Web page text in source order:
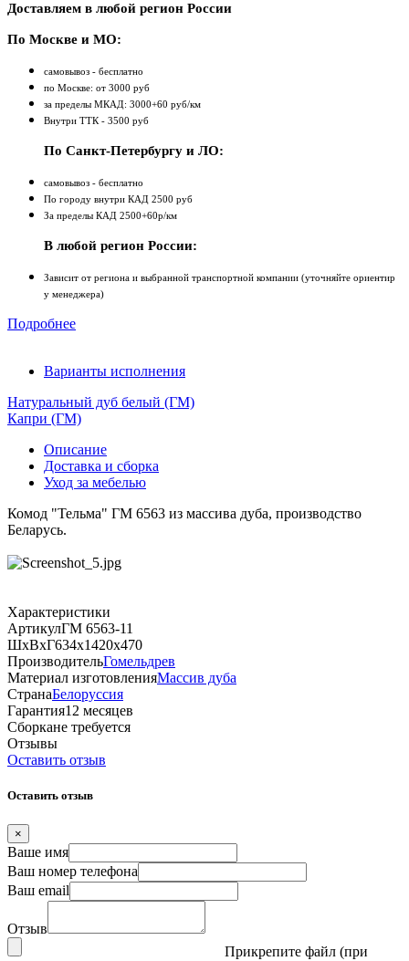
Доставляем в любой регион России
По Москве и МО:
самовывоз - бесплатно
по Москве: от 3000 руб
за пределы МКАД: 3000+60 руб/км
Внутри ТТК - 3500 руб
По Санкт-Петербургу и ЛО:
самовывоз - бесплатно
По городу внутри КАД 2500 руб
За пределы КАД 2500+60р/км
В любой регион России:
Зависит от региона и выбранной транспортной компании (уточняйте ориентир
у менеджера)
Подробнее
Варианты исполнения
Натуральный дуб белый (ГМ)
Капри (ГМ)
Описание
Доставка и сборка
Уход за мебелью
Комод "Тельма" ГМ 6563 из массива дуба, производство
Беларусь.
Характеристики
АртикулГМ 6563-11
ШхВхГ634х1420х470
ПроизводительГомельдрев
Материал изготовленияМассив дуба
СтранаБелоруссия
Гарантия12 месяцев
Сборкане требуется
Отзывы
Оставить отзыв
Оставить отзыв
×
Ваше имя
Ваш номер телефона
Ваш email
Отзыв
Прикрепите файл (при